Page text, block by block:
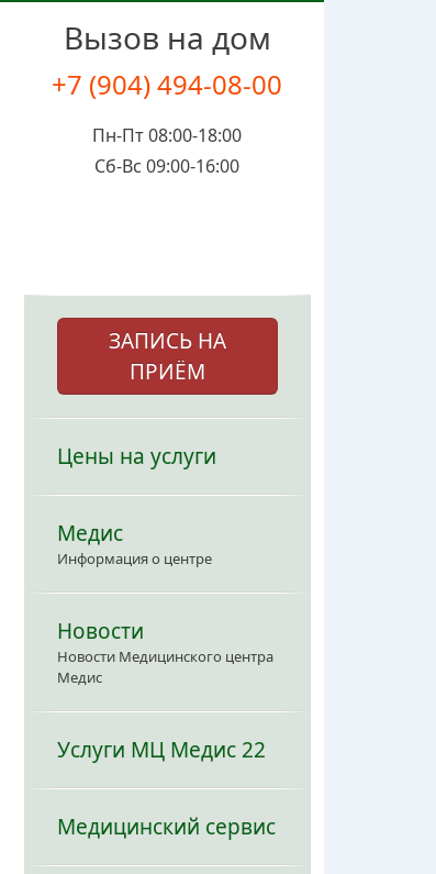
Вызов на дом
+7 (904) 494-08-00
Пн-Пт 08:00-18:00
Сб-Вс 09:00-16:00
ЗАПИСЬ НА
ПРИЁМ
Цены на услуги
Медис
Информация о центре
Новости
Новости Медицинского центра
Медис
Услуги МЦ Медис 22
Медицинский сервис